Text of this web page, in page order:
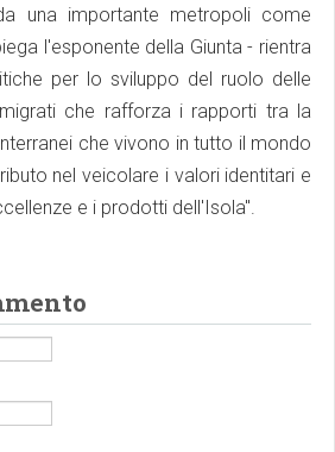
una importante metropoli come
l'esponente della Giunta - rientra
per lo sviluppo del ruolo delle
che rafforza i rapporti tra la
che vivono in tutto il mondo
nel veicolare i valori identitari e
e i prodotti dell'Isola".